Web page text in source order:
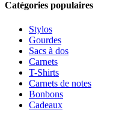
Catégories populaires
Stylos
Gourdes
Sacs à dos
Carnets
T-Shirts
Carnets de notes
Bonbons
Cadeaux